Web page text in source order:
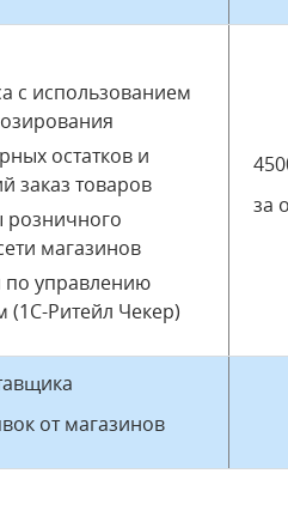
с использованием
остатков и
заказ товаров
розничного
магазинов
управлению
(1С-Ритейл Чекер)
за
от магазинов